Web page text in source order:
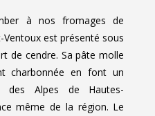
à nos fromages de
est présenté sous
de cendre. Sa pâte molle
charbonnée en font un
des Alpes de Hautes-
même de la région. Le